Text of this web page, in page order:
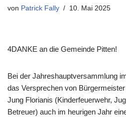
von Patrick Fally 10. Mai 2025
4DANKE an die Gemeinde Pitten!
Bei der Jahreshauptversammlung
das Versprechen von
Jung Florianis (Kinderfeuerwehr,
Betreuer) auch im heurigen Jahr